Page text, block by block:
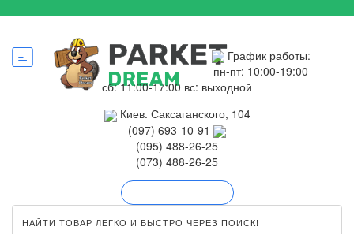
График работы:
пн-пт: 10:00-19:00
сб: 11:00-17:00 вс: выходной
Киев. Саксаганского, 104
(097) 693-10-91
(095) 488-26-25
(073) 488-26-25